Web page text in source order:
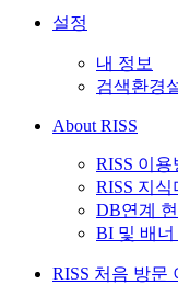
설정
내 정보
검색환경
About RISS
RISS 이용
RISS 지식
DB연계
BI 및 배너
RISS 처음 방문